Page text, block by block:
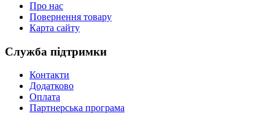
Про нас
Повернення товару
Карта сайту
Служба підтримки
Контакти
Додатково
Оплата
Партнерська програма